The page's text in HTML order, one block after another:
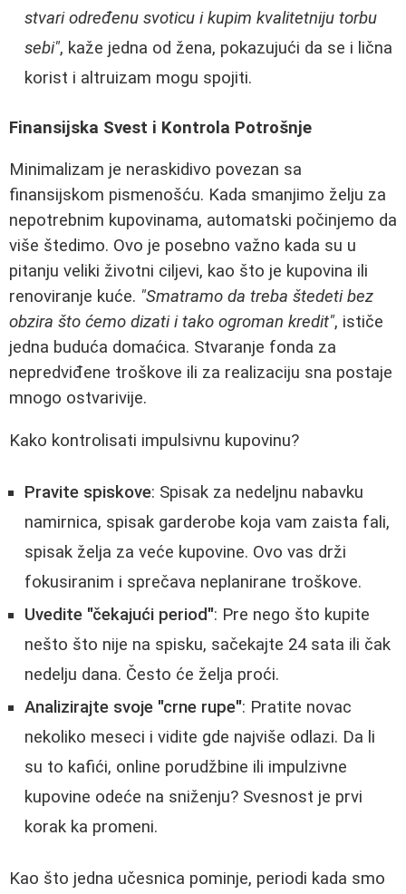
stvari određenu svoticu i kupim kvalitetniju torbu
sebi", kaže jedna od žena, pokazujući da se i lična
korist i altruizam mogu spojiti.
Finansijska Svest i Kontrola Potrošnje
Minimalizam je neraskidivo povezan sa
finansijskom pismenošću. Kada smanjimo želju za
nepotrebnim kupovinama, automatski počinjemo da
više štedimo. Ovo je posebno važno kada su u
pitanju veliki životni ciljevi, kao što je kupovina ili
renoviranje kuće. "Smatramo da treba štedeti bez
obzira što ćemo dizati i tako ogroman kredit", ističe
jedna buduća domaćica. Stvaranje fonda za
nepredviđene troškove ili za realizaciju sna postaje
mnogo ostvarivije.
Kako kontrolisati impulsivnu kupovinu?
Pravite spiskove: Spisak za nedeljnu nabavku
namirnica, spisak garderobe koja vam zaista fali,
spisak želja za veće kupovine. Ovo vas drži
fokusiranim i sprečava neplanirane troškove.
Uvedite "čekajući period": Pre nego što kupite
nešto što nije na spisku, sačekajte 24 sata ili čak
nedelju dana. Često će želja proći.
Analizirajte svoje "crne rupe": Pratite novac
nekoliko meseci i vidite gde najviše odlazi. Da li
su to kafići, online porudžbine ili impulzivne
kupovine odeće na sniženju? Svesnost je prvi
korak ka promeni.
Kao što jedna učesnica pominje, periodi kada smo